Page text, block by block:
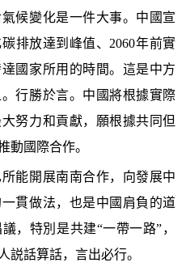
變化是一件大事。中國宣
排放達到峰值、2060年前實
國家所用的時間。這是中方
行勝於言。中國將根據實際
努力和貢獻，願根據共同但
動國際合作。
開展南南合作，向發展中
貫做法，也是中國肩負的道
，特別是共建“一帶一路”，
説話算話，言出必行。